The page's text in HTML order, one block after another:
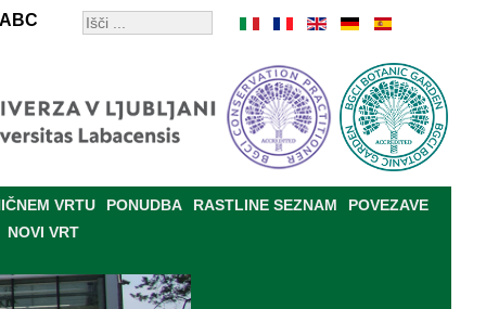
ABC
VRTU PONUDBA RASTLINE SEZNAM
POVEZAVE
NOVI VRT